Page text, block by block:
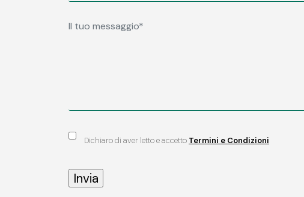
Dichiaro di aver letto e accetto Termini e Condizioni